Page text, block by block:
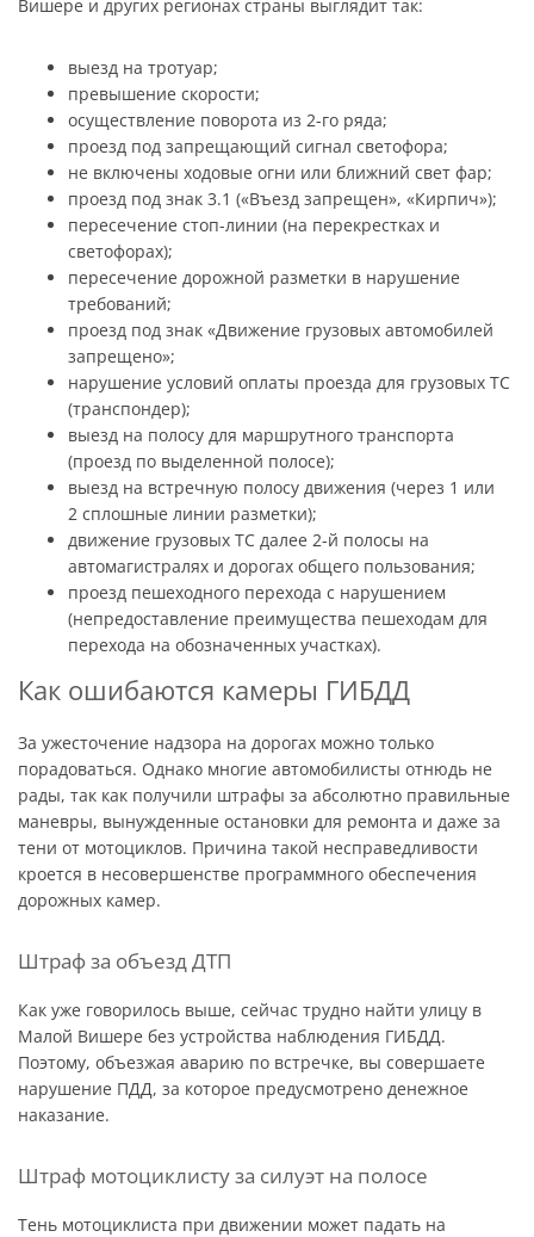
Вишере и других регионах страны выглядит так:
выезд на тротуар;
превышение скорости;
осуществление поворота из 2-го ряда;
проезд под запрещающий сигнал светофора;
не включены ходовые огни или ближний свет фар;
проезд под знак 3.1 («Въезд запрещен», «Кирпич»);
пересечение стоп-линии (на перекрестках и
светофорах);
пересечение дорожной разметки в нарушение
требований;
проезд под знак «Движение грузовых автомобилей
запрещено»;
нарушение условий оплаты проезда для грузовых ТС
(транспондер);
выезд на полосу для маршрутного транспорта
(проезд по выделенной полосе);
выезд на встречную полосу движения (через 1 или
2 сплошные линии разметки);
движение грузовых ТС далее 2-й полосы на
автомагистралях и дорогах общего пользования;
проезд пешеходного перехода с нарушением
(непредоставление преимущества пешеходам для
перехода на обозначенных участках).
Как ошибаются камеры ГИБДД
За ужесточение надзора на дорогах можно только
порадоваться. Однако многие автомобилисты отнюдь не
рады, так как получили штрафы за абсолютно правильные
маневры, вынужденные остановки для ремонта и даже за
тени от мотоциклов. Причина такой несправедливости
кроется в несовершенстве программного обеспечения
дорожных камер.
Штраф за объезд ДТП
Как уже говорилось выше, сейчас трудно найти улицу в
Малой Вишере без устройства наблюдения ГИБДД.
Поэтому, объезжая аварию по встречке, вы совершаете
нарушение ПДД, за которое предусмотрено денежное
наказание.
Штраф мотоциклисту за силуэт на полосе
Тень мотоциклиста при движении может падать на